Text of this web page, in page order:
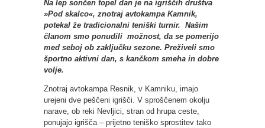
Na lep sončen topel dan je na igriščih društva
»Pod skalco«, znotraj avtokampa Kamnik,
potekal že tradicionalni teniški turnir. Našim
članom smo ponudili možnost, da se pomerijo
med seboj ob zaključku sezone. Preživeli smo
športno aktivni dan, s kančkom smeha in dobre
volje.
Znotraj avtokampa Resnik, v Kamniku, imajo
urejeni dve peščeni igrišči. V sproščenem okolju
narave, ob reki Nevljici, stran od hrupa ceste,
ponujajo igrišča – prijetno teniško sprostitev tako